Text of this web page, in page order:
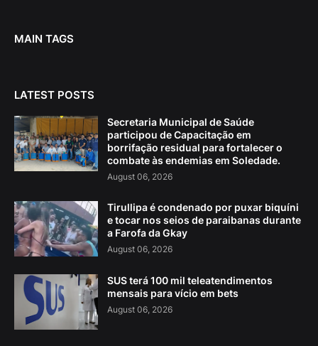
MAIN TAGS
LATEST POSTS
Secretaria Municipal de Saúde
participou de Capacitação em
borrifação residual para fortalecer o
combate às endemias em Soledade.
August 06, 2026
Tirullipa é condenado por puxar biquíni
e tocar nos seios de paraibanas durante
a Farofa da Gkay
August 06, 2026
SUS terá 100 mil teleatendimentos
mensais para vício em bets
August 06, 2026